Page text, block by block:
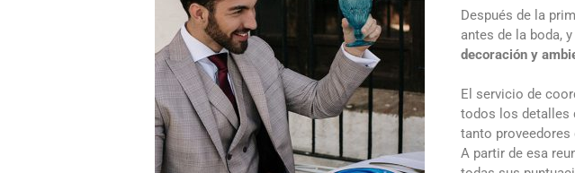
Después de la
antes de la boda,
decoración y
El servicio de
todos los detalles
tanto
A partir de esa